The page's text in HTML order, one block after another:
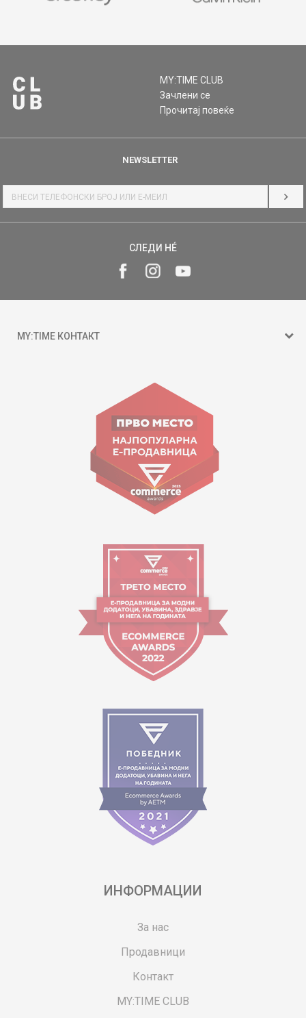
MY:TIME CLUB
Зачлени се
Прочитај повеќе
NEWSLETTER
СЛЕДИ НÉ
MY:TIME КОНТАКТ
ул. Гоце Николовски бр.74 Скопје
contact@mytime.mk
Работно време:
09:00 до 17:00
ИНФОРМАЦИИ
За нас
Продавници
Контакт
MY:TIME CLUB